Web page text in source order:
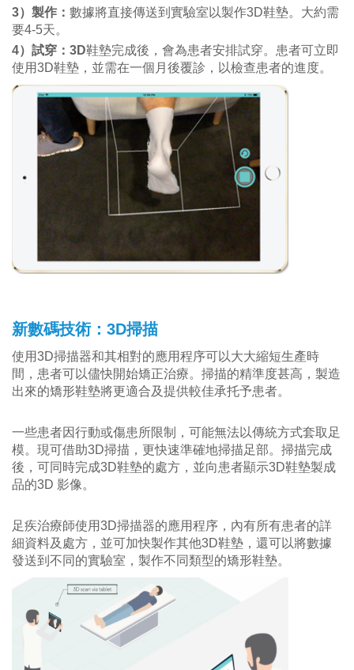
3）製作： 數據將直接傳送到實驗室以製作3D鞋墊。大約需
要4-5天。
4）試穿：3D鞋墊完成後，會為患者安排試穿。患者可立即
使用3D鞋墊，並需在一個月後覆診，以檢查患者的進度。
新數碼技術：3D掃描
使用3D掃描器和其相對的應用程序可以大大縮短生產時
間，患者可以儘快開始矯正治療。掃描的精準度甚高，製造
出來的矯形鞋墊將更適合及提供較佳承托予患者。
一些患者因行動或傷患所限制，可能無法以傳統方式套取足
模。現可借助3D掃描，更快速準確地掃描足部。掃描完成
後，可同時完成3D鞋墊的處方，並向患者顯示3D鞋墊製成
品的3D 影像。
足疾治療師使用3D掃描器的應用程序，內有所有患者的詳
細資料及處方，並可加快製作其他3D鞋墊，還可以將數據
發送到不同的實驗室，製作不同類型的矯形鞋墊。